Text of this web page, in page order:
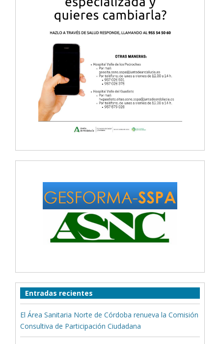
Entradas recientes
El Área Sanitaria Norte de Córdoba renueva la Comisión
Consultiva de Participación Ciudadana